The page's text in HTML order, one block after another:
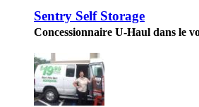
Sentry Self Storage
Concessionnaire U-Haul dans le